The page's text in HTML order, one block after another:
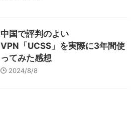
中国で評判のよい
VPN「UCSS」を実際に3年間使
ってみた感想
2024/8/8